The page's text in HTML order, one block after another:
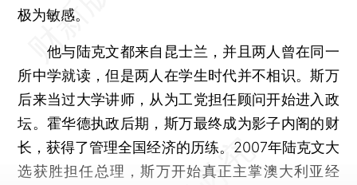
极为敏感。
他与陆克文都来自昆士兰，并且两人曾在同一
所中学就读，但是两人在学生时代并不相识。斯万
后来当过大学讲师，从为工党担任顾问开始进入政
坛。霍华德执政后期，斯万最终成为影子内阁的财
长，获得了管理全国经济的历练。2007年陆克文大
选获胜担任总理，斯万开始真正主掌澳大利亚经